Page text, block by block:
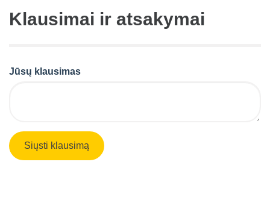
Klausimai ir atsakymai
Jūsų klausimas